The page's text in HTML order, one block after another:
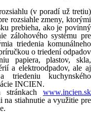
(v poradí už tretiu)
rozsiahle zmeny, ktorými
prebieha, ako je povinný
zálohového systému pre
triedenia komunálneho
o triedení odpadov
papiera, plastov, skla,
a elektroodpadov, ale aj
triedeniu kuchynského
INCIEN.
stránkach www.incien.sk
stiahnutie a využitie pre